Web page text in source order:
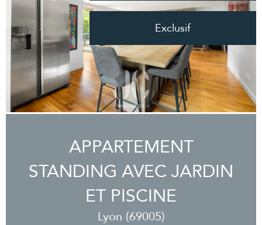
Exclusif
APPARTEMENT
STANDING AVEC JARDIN
ET PISCINE
Lyon (69005)